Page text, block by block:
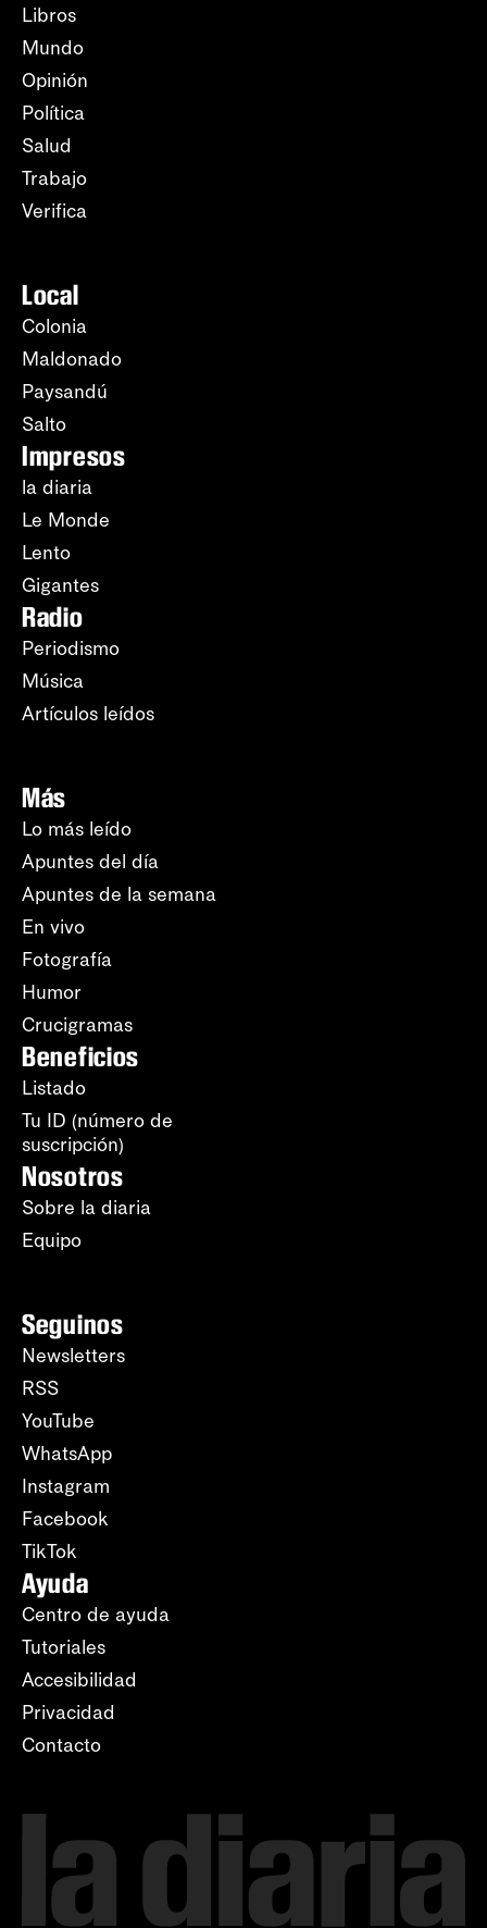
Libros
Mundo
Opinión
Política
Salud
Trabajo
Verifica
Local
Colonia
Maldonado
Paysandú
Salto
Impresos
la diaria
Le Monde
Lento
Gigantes
Radio
Periodismo
Música
Artículos leídos
Más
Lo más leído
Apuntes del día
Apuntes de la semana
En vivo
Fotografía
Humor
Crucigramas
Beneficios
Listado
Tu ID (número de
suscripción)
Nosotros
Sobre la diaria
Equipo
Seguinos
Newsletters
RSS
YouTube
WhatsApp
Instagram
Facebook
TikTok
Ayuda
Centro de ayuda
Tutoriales
Accesibilidad
Privacidad
Contacto